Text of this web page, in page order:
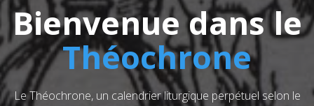
Bienvenue dans le
Théochrone
Le Théochrone, un calendrier liturgique perpétuel selon le